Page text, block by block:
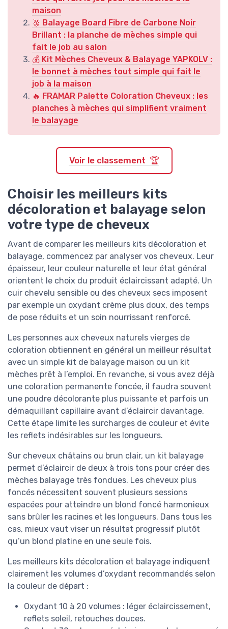
maison
🥈 Balayage Board Fibre de Carbone Noir
Brillant : la planche de mèches simple qui
fait le job au salon
💰 Kit Mèches Cheveux & Balayage YAPKOLV :
le bonnet à mèches tout simple qui fait le
job à la maison
🔥 FRAMAR Palette Coloration Cheveux : les
planches à mèches qui simplifient vraiment
le balayage
Voir le classement 🏆
Choisir les meilleurs kits
décoloration et balayage selon
votre type de cheveux
Avant de comparer les meilleurs kits décoloration et
balayage, commencez par analyser vos cheveux. Leur
épaisseur, leur couleur naturelle et leur état général
orientent le choix du produit éclaircissant adapté. Un
cuir chevelu sensible ou des cheveux secs imposent
par exemple un oxydant crème plus doux, des temps
de pose réduits et un soin nourrissant renforcé.
Les personnes aux cheveux naturels vierges de
coloration obtiennent en général un meilleur résultat
avec un simple kit de balayage maison ou un kit
mèches prêt à l’emploi. En revanche, si vous avez déjà
une coloration permanente foncée, il faudra souvent
une poudre décolorante plus puissante et parfois un
démaquillant capillaire avant d’éclaircir davantage.
Cette étape limite les surcharges de couleur et évite
les reflets indésirables sur les longueurs.
Sur cheveux châtains ou brun clair, un kit balayage
permet d’éclaircir de deux à trois tons pour créer des
mèches balayage très fondues. Les cheveux plus
foncés nécessitent souvent plusieurs sessions
espacées pour atteindre un blond foncé harmonieux
sans brûler les racines et les longueurs. Dans tous les
cas, mieux vaut viser un résultat progressif plutôt
qu’un blond platine en une seule fois.
Les meilleurs kits décoloration et balayage indiquent
clairement les volumes d’oxydant recommandés selon
la couleur de départ :
Oxydant 10 à 20 volumes : léger éclaircissement,
reflets soleil, retouches douces.